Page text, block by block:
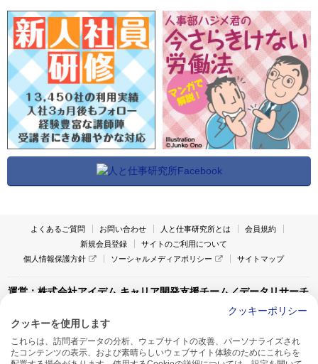
よくあるご質問 お問い合わせ 人と仕事研究所とは
会員規約
新規会員登録
サイトのご利用について
個人情報保護方針
ソーシャルメディアポリシー サイトマップ
運営：株式会社アイデム キャリア開発支援チーム／データリサーチ
〒160-0022 東京都新宿区新宿1-4-10
アイデム本社ビル TEL:03-5269-6020
〒550-0005 大阪府大阪市西区西本町1-13-43
クッキーポリシー
クッキーを使用します
これらは、訪問者データの分析、ウェブサイトの改善、パーソナライズされ
たコンテンツの表示、および素晴らしいウェブサイト体験のためにこれらを